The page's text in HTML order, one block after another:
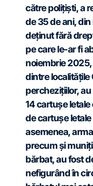
către polițiști, a
de 35 de ani,
deținut fără
pe care le-ar fi
noiembrie
dintre localitățile
perchezițiilor,
14 cartușe
de cartușe
asemenea,
precum și
bărbat, au fost
nefigurând în